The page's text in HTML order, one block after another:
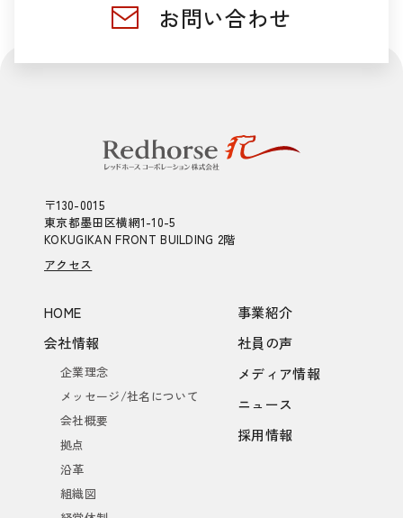
お問い合わせ
〒130-0015
東京都墨田区横網1-10-5
KOKUGIKAN FRONT BUILDING 2階
アクセス
HOME
会社情報
企業理念
メッセージ/社名について
会社概要
拠点
沿革
組織図
事業紹介
社員の声
メディア情報
ニュース
採用情報